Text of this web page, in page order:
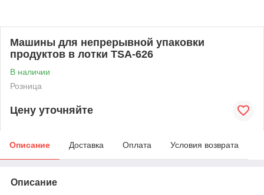
​​​​​​​Машины для непрерывной упаковки
продуктов в лотки TSA-626
В наличии
Розница
Цену уточняйте
Описание Доставка Оплата Условия возврата
Описание